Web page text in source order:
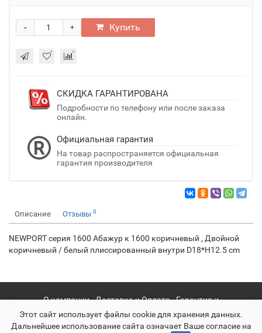
+
- Купить
СКИДКА ГАРАНТИРОВАНА
Подробности по телефону или после заказа
онлайн.
Официальная гарантия
На товар распространяется официальная
гарантия производителя
Описание Отзывы 0
NEWPORT серия 1600 Абажур к 1600 коричневый , Двойной
коричневый / белый плиссированный внутри D18*H12.5 cm
О компании Доставка и Оплата
Гарантия и
сервис
Политика конфиденциальности
Этот сайт использует файлы cookie для хранения данных.
Дальнейшее использование сайта означает Ваше согласие на